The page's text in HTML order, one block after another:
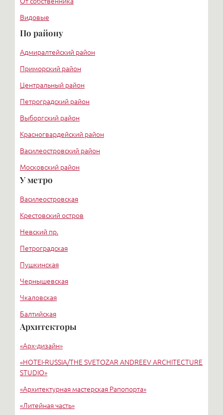
Видовые
По району
Адмиралтейский район
Приморский район
Центральный район
Петроградский район
Выборгский район
Красногвардейский район
Василеостровский район
Московский район
Курортный район
У метро
Василеостровская
Крестовский остров
Невский пр.
Петроградская
Пушкинская
Чернышевская
Чкаловская
Балтийская
Старая деревня
Удельная
Архитекторы
«Арх-дизайн»
«HОTEI-RUSSIA/THE SVETOZAR ANDREEV ARCHITECTURE
STUDIO»
«Архитектурная мастерская Рапопорта»
«Литейная часть»